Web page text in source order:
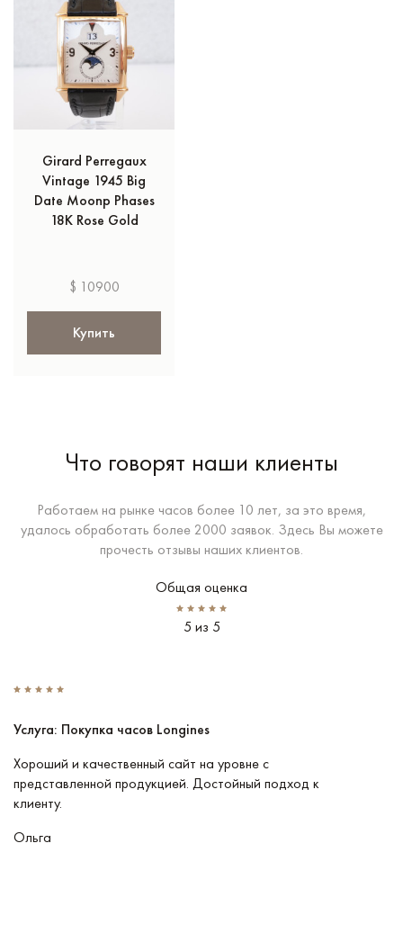
Girard Perregaux
Vintage 1945 Big
Date Moonp Phases
18K Rose Gold
$ 10900
Купить
Что говорят наши клиенты
Работаем на рынке часов более 10 лет, за это время,
удалось обработать более 2000 заявок. Здесь Вы можете
прочесть отзывы наших клиентов.
Общая оценка
5 из 5
Услуга: Покупка часов Longines
Хороший и качественный сайт на уровне с
представленной продукцией. Достойный подход к
клиенту.
Ольга